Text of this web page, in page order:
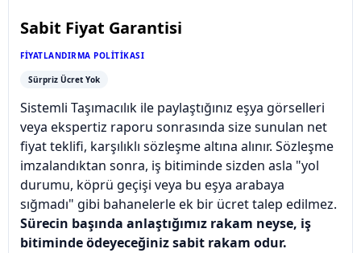
Sabit Fiyat Garantisi
FIYATLANDIRMA POLITIKASI
Sürpriz Ücret Yok
Sistemli Taşımacılık ile paylaştığınız eşya görselleri
veya ekspertiz raporu sonrasında size sunulan net
fiyat teklifi, karşılıklı sözleşme altına alınır. Sözleşme
imzalandıktan sonra, iş bitiminde sizden asla "yol
durumu, köprü geçişi veya bu eşya arabaya
sığmadı" gibi bahanelerle ek bir ücret talep edilmez.
Sürecin başında anlaştığımız rakam neyse, iş
bitiminde ödeyeceğiniz sabit rakam odur.